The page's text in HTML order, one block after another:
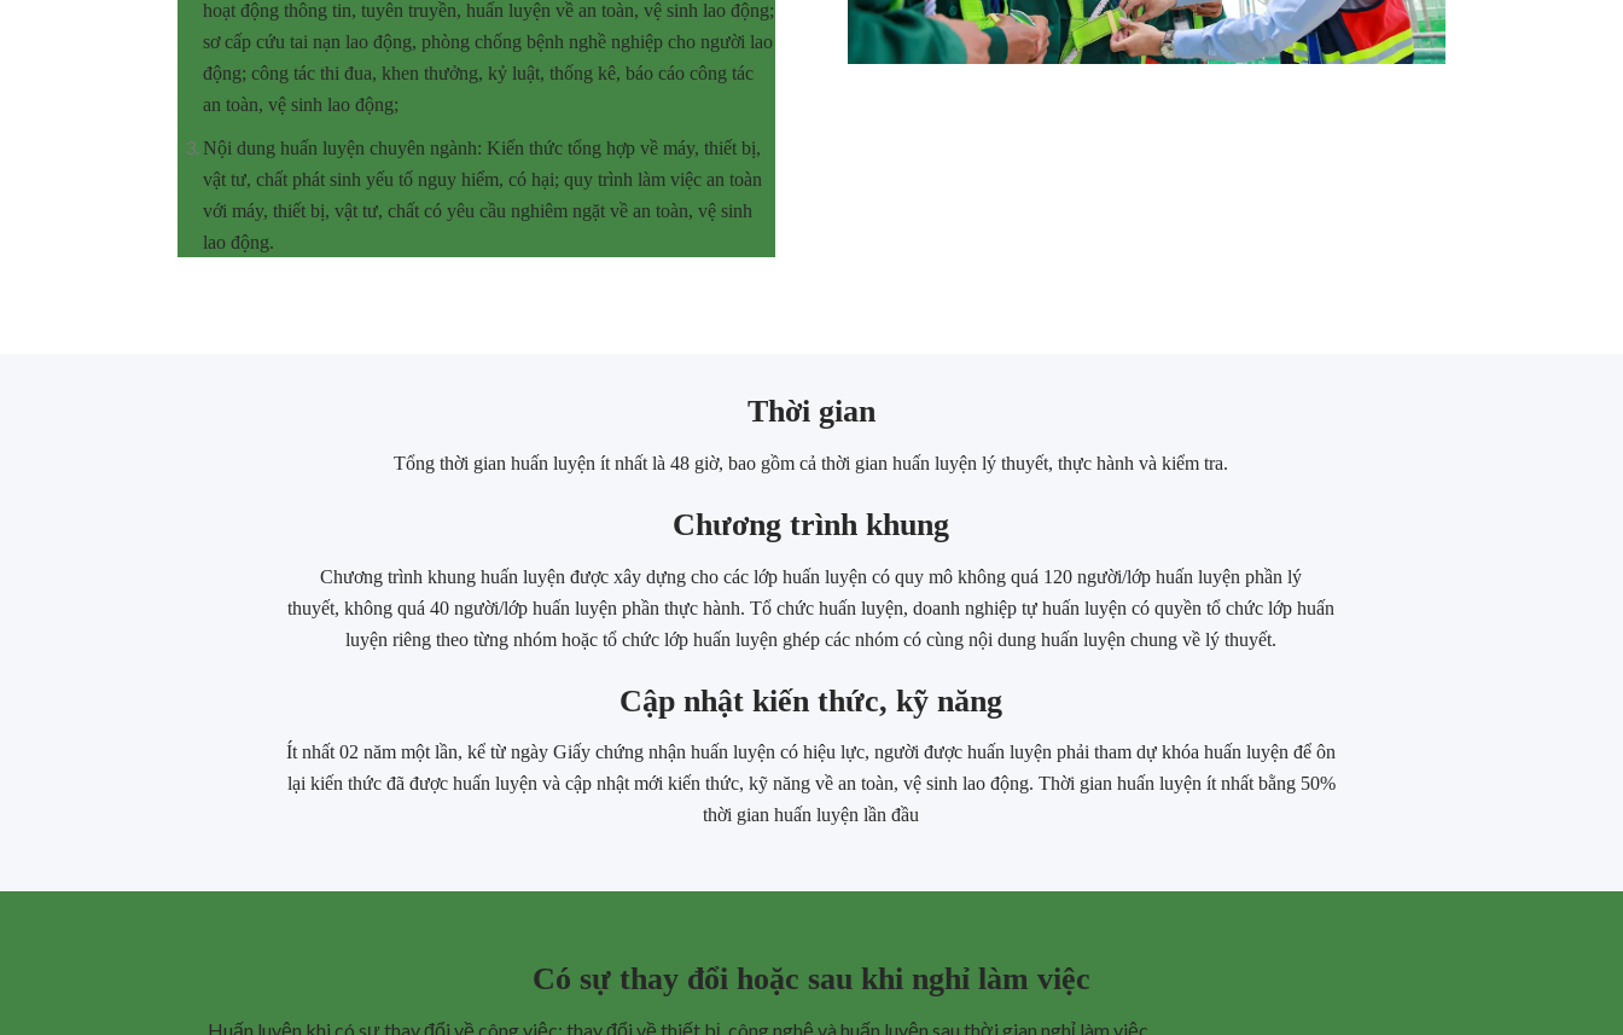
hoạt động thông tin, tuyên truyền, huấn luyện về an toàn, vệ sinh lao động;
sơ cấp cứu tai nạn lao động, phòng chống bệnh nghề nghiệp cho người lao
động; công tác thi đua, khen thưởng, kỷ luật, thống kê, báo cáo công tác
an toàn, vệ sinh lao động;
Nội dung huấn luyện chuyên ngành: Kiến thức tổng hợp về máy, thiết bị,
vật tư, chất phát sinh yếu tố nguy hiểm, có hại; quy trình làm việc an toàn
với máy, thiết bị, vật tư, chất có yêu cầu nghiêm ngặt về an toàn, vệ sinh
lao động.
Thời gian
Tổng thời gian huấn luyện ít nhất là 48 giờ, bao gồm cả thời gian huấn luyện lý thuyết, thực hành và kiểm tra.
Chương trình khung
Chương trình khung huấn luyện được xây dựng cho các lớp huấn luyện có quy mô không quá 120 người/lớp huấn luyện phần lý
thuyết, không quá 40 người/lớp huấn luyện phần thực hành. Tổ chức huấn luyện, doanh nghiệp tự huấn luyện có quyền tổ chức lớp huấn
luyện riêng theo từng nhóm hoặc tổ chức lớp huấn luyện ghép các nhóm có cùng nội dung huấn luyện chung về lý thuyết.
Cập nhật kiến thức, kỹ năng
Ít nhất 02 năm một lần, kể từ ngày Giấy chứng nhận huấn luyện có hiệu lực, người được huấn luyện phải tham dự khóa huấn luyện để ôn
lại kiến thức đã được huấn luyện và cập nhật mới kiến thức, kỹ năng về an toàn, vệ sinh lao động. Thời gian huấn luyện ít nhất bằng 50%
thời gian huấn luyện lần đầu
Có sự thay đổi hoặc sau khi nghỉ làm việc
Huấn luyện khi có sự thay đổi về công việc; thay đổi về thiết bị, công nghệ và huấn luyện sau thời gian nghỉ làm việc